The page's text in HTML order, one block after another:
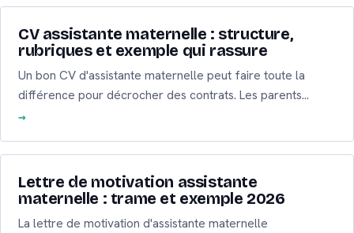
CV assistante maternelle : structure,
rubriques et exemple qui rassure
Un bon CV d'assistante maternelle peut faire toute la
différence pour décrocher des contrats. Les parents…
Lettre de motivation assistante
maternelle : trame et exemple 2026
La lettre de motivation d'assistante maternelle